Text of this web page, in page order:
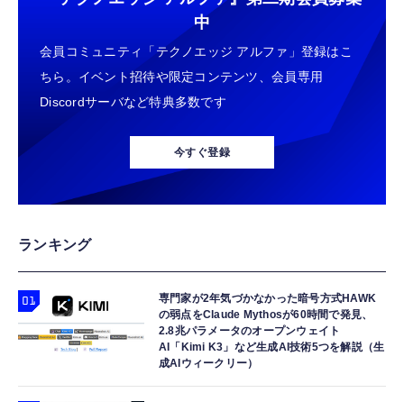
中
会員コミュニティ「テクノエッジ アルファ」登録はこ
ちら。イベント招待や限定コンテンツ、会員専用
Discordサーバなど特典多数です
今すぐ登録
ランキング
専門家が2年気づかなかった暗号方式HAWK
の弱点をClaude Mythosが60時間で発見、
2.8兆パラメータのオープンウェイト
AI「Kimi K3」など生成AI技術5つを解説（生
成AIウィークリー）